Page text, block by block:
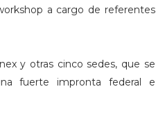
a cargo de referentes
y otras cinco sedes, que se
fuerte impronta federal e